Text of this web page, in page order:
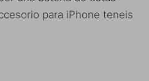
para iPhone teneis